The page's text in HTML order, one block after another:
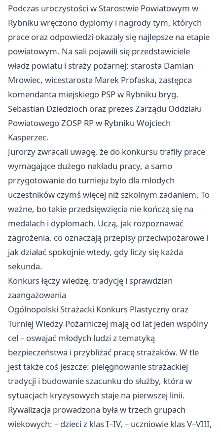
Podczas uroczystości w Starostwie Powiatowym w
Rybniku wręczono dyplomy i nagrody tym, których
prace oraz odpowiedzi okazały się najlepsze na etapie
powiatowym. Na sali pojawili się przedstawiciele
władz powiatu i straży pożarnej: starosta Damian
Mrowiec, wicestarosta Marek Profaska, zastępca
komendanta miejskiego PSP w Rybniku bryg.
Sebastian Dziedzioch oraz prezes Zarządu Oddziału
Powiatowego ZOSP RP w Rybniku Wojciech
Kasperzec.
Jurorzy zwracali uwagę, że do konkursu trafiły prace
wymagające dużego nakładu pracy, a samo
przygotowanie do turnieju było dla młodych
uczestników czymś więcej niż szkolnym zadaniem. To
ważne, bo takie przedsięwzięcia nie kończą się na
medalach i dyplomach. Uczą, jak rozpoznawać
zagrożenia, co oznaczają przepisy przeciwpożarowe i
jak działać spokojnie wtedy, gdy liczy się każda
sekunda.
Konkurs łączy wiedzę, tradycję i sprawdzian
zaangażowania
Ogólnopolski Strażacki Konkurs Plastyczny oraz
Turniej Wiedzy Pożarniczej mają od lat jeden wspólny
cel – oswajać młodych ludzi z tematyką
bezpieczeństwa i przybliżać pracę strażaków. W tle
jest także coś jeszcze: pielęgnowanie strażackiej
tradycji i budowanie szacunku do służby, która w
sytuacjach kryzysowych staje na pierwszej linii.
Rywalizacja prowadzona była w trzech grupach
wiekowych: – dzieci z klas I–IV, – uczniowie klas V–VIII,